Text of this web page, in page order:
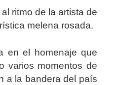
ritmo de la artista de
melena rosada.
en el homenaje que
varios momentos de
a la bandera del país